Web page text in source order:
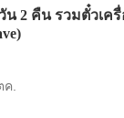
น 2 คืน รวมตั๋วเค
ค.